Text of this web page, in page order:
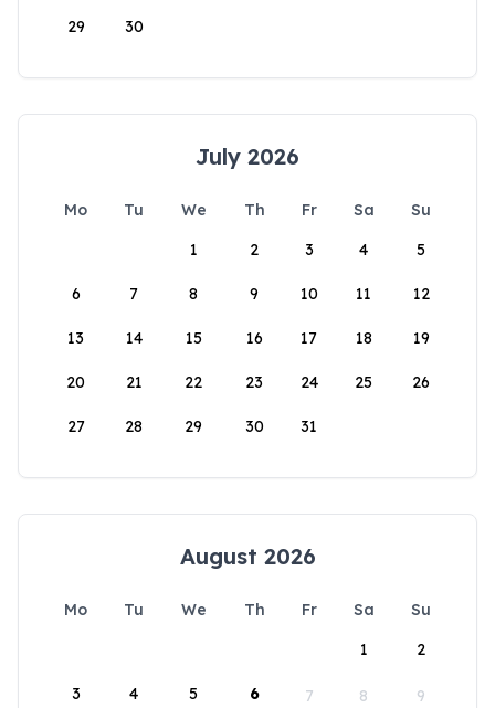
29 30
July 2026
Mo Tu We Th Fr Sa
Su
1
2 3 4 5
6 7 8 9 10 11 12
13 14 15 16 17 18 19
20 21 22 23 24 25 26
27 28 29 30 31
August 2026
Mo Tu We Th Fr Sa
Su
1
2
3 4 5 6 7 8 9